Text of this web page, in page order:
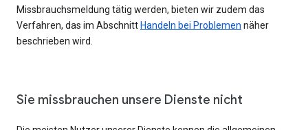
Missbrauchsmeldung tätig werden, bieten wir zudem das
Verfahren, das im Abschnitt Handeln bei Problemen näher
beschrieben wird.
Sie missbrauchen unsere Dienste nicht